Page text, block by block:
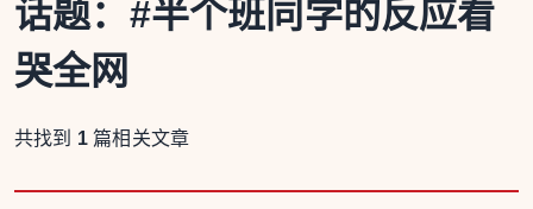
话题： #半个班同学的反应看
哭全网
共找到 1 篇相关文章